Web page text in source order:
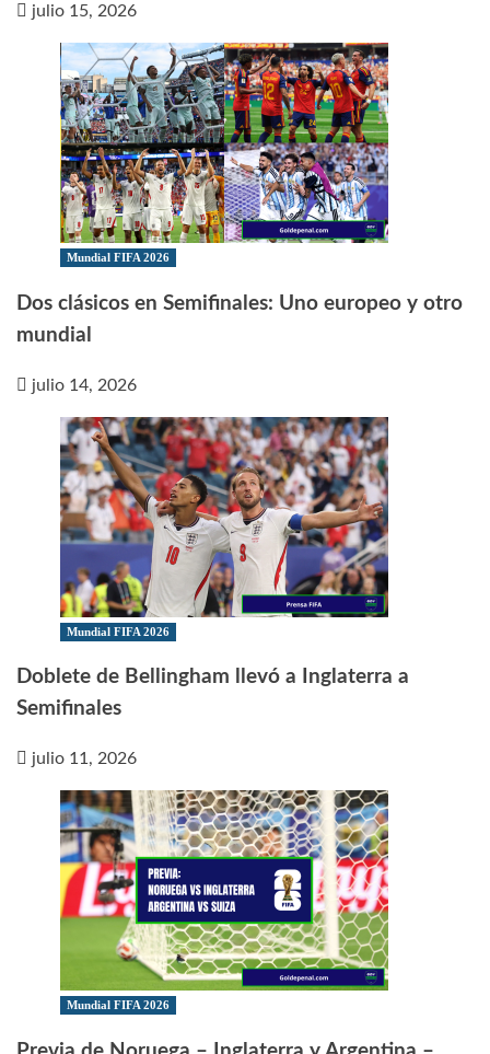
julio 15, 2026
Mundial FIFA 2026
Dos clásicos en Semifinales: Uno europeo y otro
mundial
julio 14, 2026
Mundial FIFA 2026
Doblete de Bellingham llevó a Inglaterra a
Semifinales
julio 11, 2026
Mundial FIFA 2026